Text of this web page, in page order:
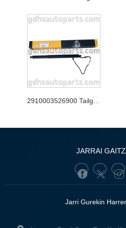
JARRAI
Jarri Gurekin